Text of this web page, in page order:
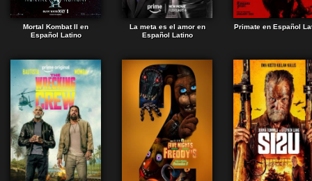
Mortal Kombat II en
Español Latino
La meta es el amor en
Español Latino
Primate en Español